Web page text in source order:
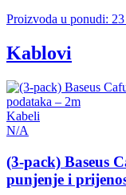
Proizvoda u ponudi:
Kablovi
Kabeli
N/A
(3-pack) Baseus
punjenje i